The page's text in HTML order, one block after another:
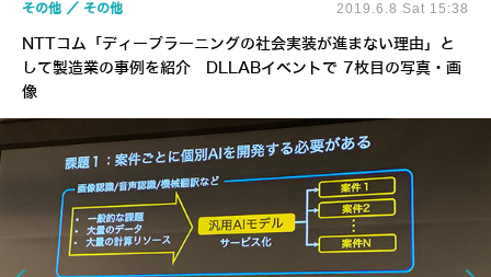
NTTコム「ディープラーニングの社会実装が進まない理由」と
して製造業の事例を紹介 DLLABイベントで 7枚目の写真・画
像
その他 その他 2019.6.8 Sat 15:38